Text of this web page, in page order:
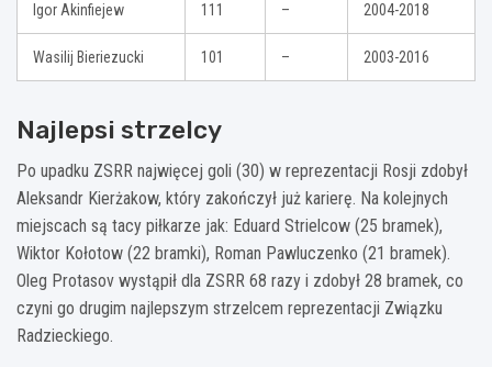
Igor Akinfiejew 111 – 2004-2018
Wasilij Bieriezucki 101 – 2003-2016
Najlepsi strzelcy
Po upadku ZSRR najwięcej goli (30) w reprezentacji Rosji zdobył
Aleksandr Kierżakow, który zakończył już karierę. Na kolejnych
miejscach są tacy piłkarze jak: Eduard Strielcow (25 bramek),
Wiktor Kołotow (22 bramki), Roman Pawluczenko (21 bramek).
Oleg Protasov wystąpił dla ZSRR 68 razy i zdobył 28 bramek, co
czyni go drugim najlepszym strzelcem reprezentacji Związku
Radzieckiego.